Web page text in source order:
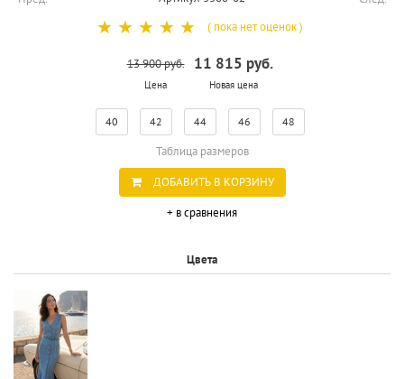
☆
☆
☆
☆
☆ ( пока нет оценок )
13 900 руб.
Цена
11 815 руб.
Новая цена
40 42 44 46 48
Таблица размеров
ДОБАВИТЬ В КОРЗИНУ
+ в сравнения
Цвета